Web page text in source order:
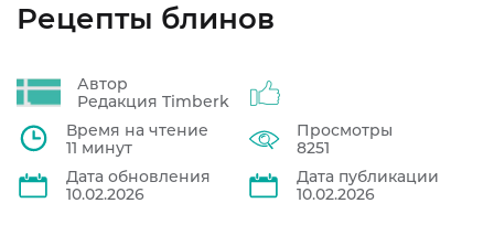
Рецепты блинов
Автор
Редакция Timberk
Время на чтение
11 минут
Просмотры
8251
Дата обновления
10.02.2026
Дата публикации
10.02.2026